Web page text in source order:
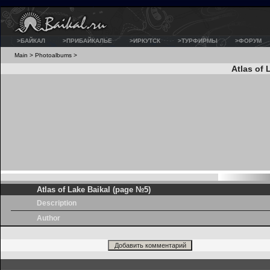
>БАЙКАЛ >ПРИБАЙКАЛЬЕ >ИРКУТСК >ТУРФИРМЫ >ФОРУМ
Main > Photoalbums >
Atlas of
Atlas of Lake Baikal (page №5)
Description
Author